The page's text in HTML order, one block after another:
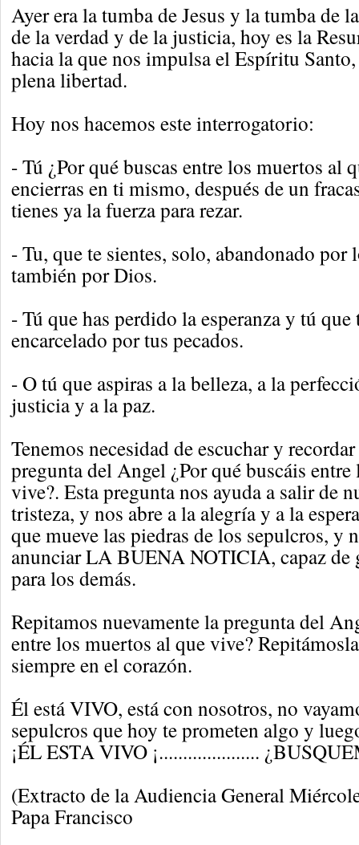
Ayer era la tumba de Jesus y la tumba de
de la verdad y de la justicia, hoy es la
hacia la que nos impulsa el Espíritu
plena libertad.
Hoy nos hacemos este interrogatorio:
- Tú ¿Por qué buscas entre los muertos al
encierras en ti mismo, después de un
tienes ya la fuerza para rezar.
- Tu, que te sientes, solo, abandonado por
también por Dios.
- Tú que has perdido la esperanza y tú que
encarcelado por tus pecados.
- O tú que aspiras a la belleza, a la
justicia y a la paz.
Tenemos necesidad de escuchar y
pregunta del Angel ¿Por qué buscáis
vive?. Esta pregunta nos ayuda a salir de
tristeza, y nos abre a la alegría y a la
que mueve las piedras de los sepulcros, y
anunciar LA BUENA NOTICIA, capaz de
para los demás.
Repitamos nuevamente la pregunta del
entre los muertos al que vive?
siempre en el corazón.
Él está VIVO, está con nosotros, no
sepulcros que hoy te prometen algo y
¡ÉL ESTA VIVO ¡.....................
(Extracto de la Audiencia General
Papa Francisco